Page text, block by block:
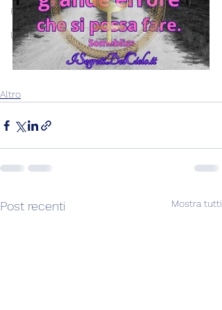
Post+audio
Lilith+
Altro
Post recenti Mostra tutti